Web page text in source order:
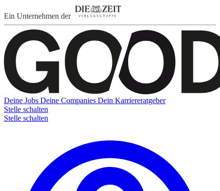
Ein Unternehmen der
Deine Jobs Deine Companies Dein Karriereratgeber
Stelle schalten
Stelle schalten